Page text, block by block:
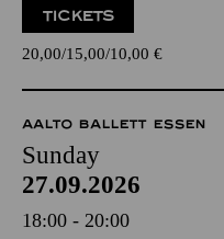
TICKETS
20,00 15,00 10,00 €
AALTO BALLETT ESSEN
Sunday
27.09.2026
18:00 - 20:00